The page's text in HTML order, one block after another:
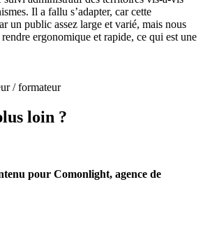
Il a fallu s’adapter, car cette
un public assez large et varié, mais nous
ergonomique et rapide, ce qui est une
/ formateur
loin ?
pour Comonlight, agence de